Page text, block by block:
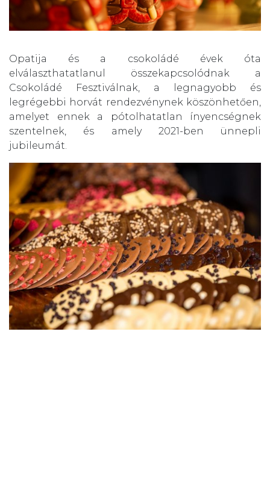
Opatija és a csokoládé évek óta
elválaszthatatlanul összekapcsolódnak a
Csokoládé Fesztiválnak, a legnagyobb és
legrégebbi horvát rendezvénynek köszönhetően,
amelyet ennek a pótolhatatlan ínyencségnek
szentelnek, és amely 2021-ben ünnepli
jubileumát.